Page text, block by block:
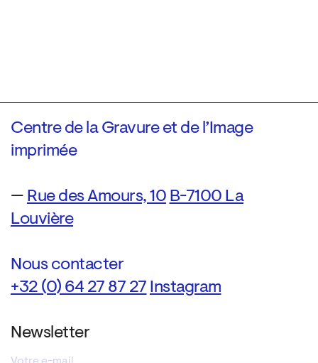
Centre de la Gravure et de l’Image
imprimée
— Rue des Amours, 10 B-7100 La
Louvière
Nous contacter
+32 (0) 64 27 87 27 Instagram
Newsletter